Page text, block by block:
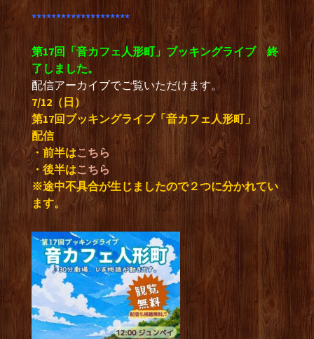
********************
第17回「音カフェ人形町」ブッキングライブ 終
了しました。
配信アーカイブでご覧いただけます。
7/12（日）
第17回ブッキングライブ「音カフェ人形町」
配信
・前半はこちら
・後半はこちら
※途中不具合が生じましたので２つに分かれてい
ます。